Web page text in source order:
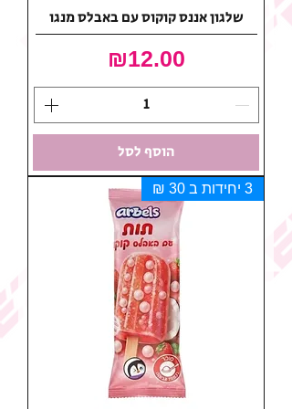
שלגון אננס קוקוס עם באבלס מנגו
מחיר
₪12.00
הוסף לסל
3 יחידות ב 30 ₪